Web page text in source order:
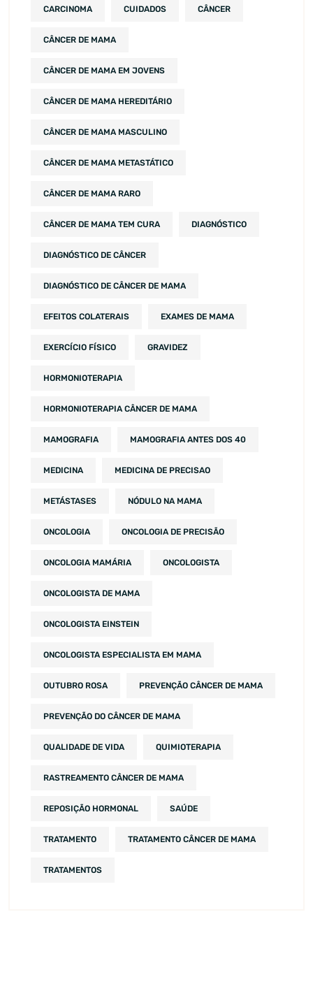
CARCINOMA CUIDADOS CÂNCER
CÂNCER DE MAMA
CÂNCER DE MAMA EM JOVENS
CÂNCER DE MAMA HEREDITÁRIO
CÂNCER DE MAMA MASCULINO
CÂNCER DE MAMA METASTÁTICO
CÂNCER DE MAMA RARO
CÂNCER DE MAMA TEM CURA DIAGNÓSTICO
DIAGNÓSTICO DE CÂNCER
DIAGNÓSTICO DE CÂNCER DE MAMA
EFEITOS COLATERAIS EXAMES DE MAMA
EXERCÍCIO FÍSICO GRAVIDEZ
HORMONIOTERAPIA
HORMONIOTERAPIA CÂNCER DE MAMA
MAMOGRAFIA MAMOGRAFIA ANTES DOS 40
MEDICINA MEDICINA DE PRECISAO
METÁSTASES NÓDULO NA MAMA
ONCOLOGIA ONCOLOGIA DE PRECISÃO
ONCOLOGIA MAMÁRIA ONCOLOGISTA
ONCOLOGISTA DE MAMA
ONCOLOGISTA EINSTEIN
ONCOLOGISTA ESPECIALISTA EM MAMA
OUTUBRO ROSA PREVENÇÃO CÂNCER DE MAMA
PREVENÇÃO DO CÂNCER DE MAMA
QUALIDADE DE VIDA QUIMIOTERAPIA
RASTREAMENTO CÂNCER DE MAMA
REPOSIÇÃO HORMONAL SAÚDE
TRATAMENTO TRATAMENTO CÂNCER DE MAMA
TRATAMENTOS